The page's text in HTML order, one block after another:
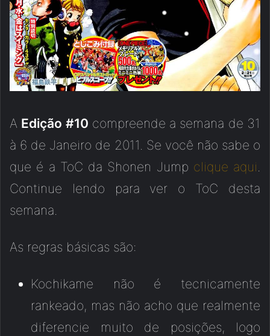
A Edição #10 compreende a semana de 31
à 6 de Janeiro de 2011. Se você não sabe o
que é a ToC da Shonen Jump clique aqui.
Continue lendo para ver o ToC desta
semana.
As regras básicas são:
Kochikame não é tecnicamente
rankeado, mas não acho que realmente
diferencie muito de posições, logo